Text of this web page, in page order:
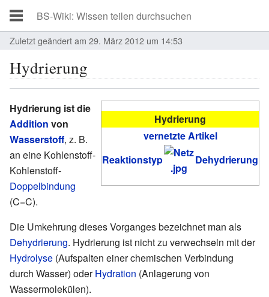
Zuletzt geändert am 29. März 2012 um 14:53
Hydrierung
Hydrierung
vernetzte Artikel
Reaktionstyp
Dehydrierung
Hydrierung ist die
Addition von
Wasserstoff, z. B.
an eine Kohlenstoff-
Kohlenstoff-
Doppelbindung
(C=C).
Die Umkehrung dieses Vorganges bezeichnet man als
Dehydrierung. Hydrierung ist nicht zu verwechseln mit der
Hydrolyse (Aufspalten einer chemischen Verbindung
durch Wasser) oderHydration (Anlagerung von
Wassermolekülen).